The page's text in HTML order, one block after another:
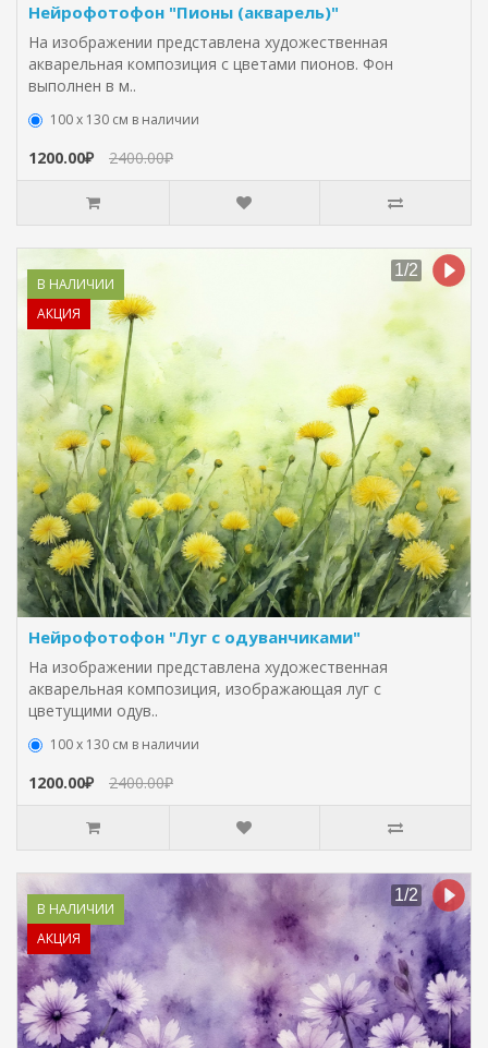
Нейрофотофон "Пионы (акварель)"
На изображении представлена художественная
акварельная композиция с цветами пионов. Фон
выполнен в м..
100 х 130 см в наличии
1200.00₽ 2400.00₽
В НАЛИЧИИ
АКЦИЯ
Нейрофотофон "Луг с одуванчиками"
На изображении представлена художественная
акварельная композиция, изображающая луг с
цветущими одув..
100 х 130 см в наличии
1200.00₽ 2400.00₽
В НАЛИЧИИ
АКЦИЯ